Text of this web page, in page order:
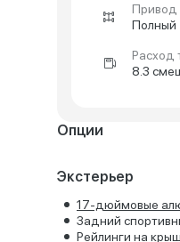
Привод
Полный
Расход
8.3
Опции
Экстерьер
17-дюймовые
Задний
Рейлинги на